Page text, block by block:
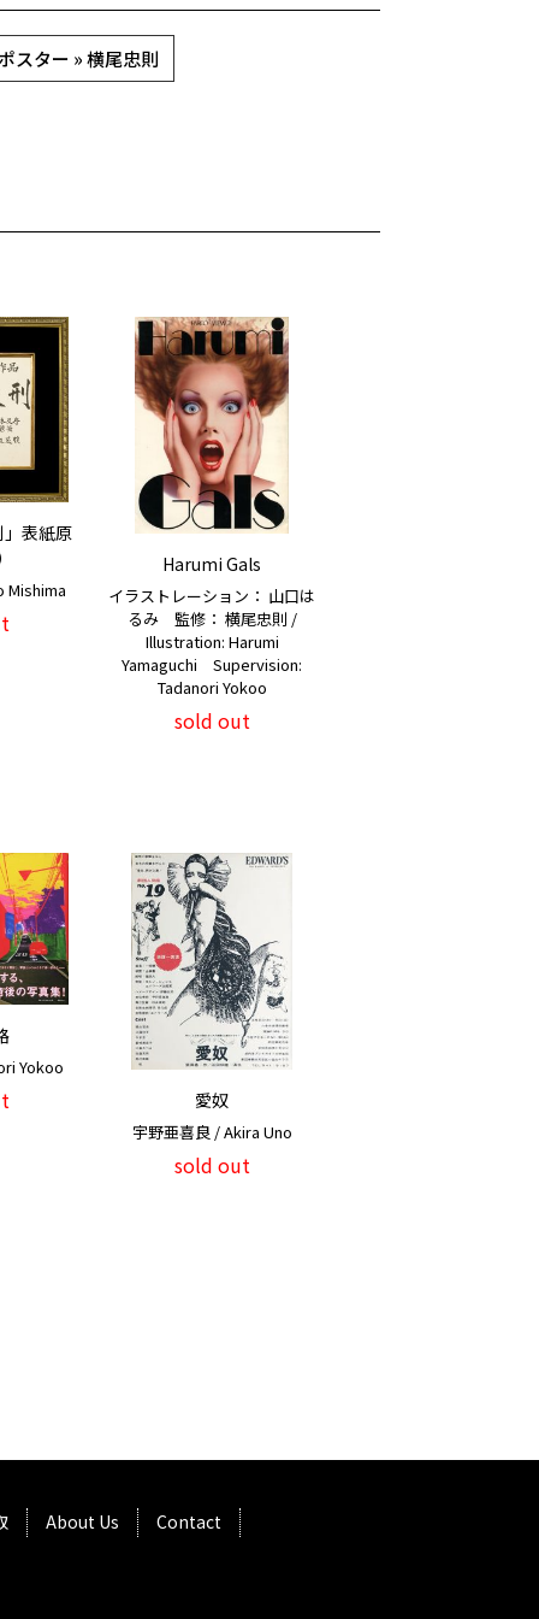
スター » 横尾忠則
表紙原
Mishima
Harumi Gals
イラストレーション： 山口は
るみ 監修： 横尾忠則 /
Illustration: Harumi
Yamaguchi Supervision:
Tadanori Yokoo
sold out
Yokoo
愛奴
宇野亜喜良 / Akira Uno
sold out
About Us Contact